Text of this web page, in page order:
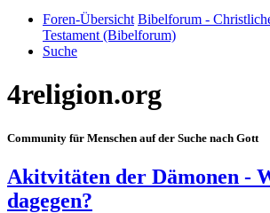
Foren-Übersicht Bibelforum -
Testament (Bibelforum)
Suche
4religion.org
Community für Menschen auf der Suche nach Gott
Akitvitäten der Dämonen -
dagegen?